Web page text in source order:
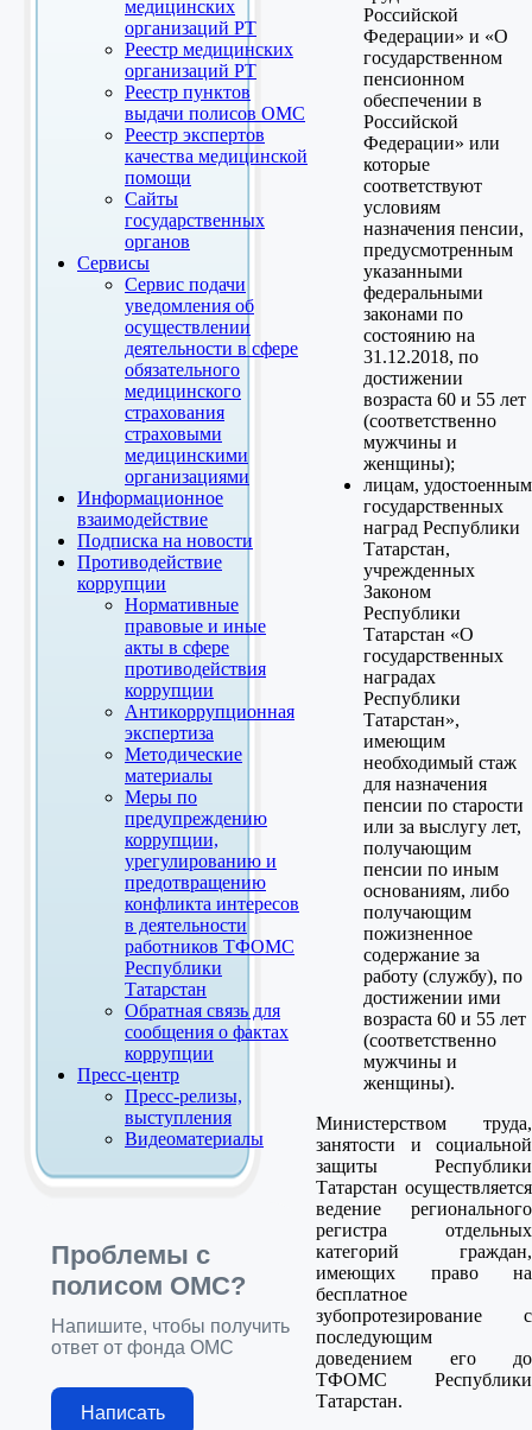
медицинских
организаций РТ
Реестр медицинских
организаций РТ
Реестр пунктов
выдачи полисов ОМС
Реестр экспертов
качества медицинской
помощи
Сайты
государственных
органов
Сервисы
Сервис подачи
уведомления об
осуществлении
деятельности в сфере
обязательного
медицинского
страхования
страховыми
медицинскими
организациями
Информационное
взаимодействие
Подписка на новости
Противодействие
коррупции
Нормативные
правовые и иные
акты в сфере
противодействия
коррупции
Антикоррупционная
экспертиза
Методические
материалы
Меры по
предупреждению
коррупции,
урегулированию и
предотвращению
конфликта интересов
в деятельности
работников ТФОМС
Республики
Татарстан
Обратная связь для
сообщения о фактах
коррупции
Пресс-центр
Пресс-релизы,
выступления
Видеоматериалы
Проблемы с
полисом ОМС?
Напишите, чтобы получить
ответ от фонда ОМС
Написать
Российской
Федерации» и «О
государственном
пенсионном
обеспечении в
Российской
Федерации» или
которые
соответствуют
условиям
назначения пенсии,
предусмотренным
указанными
федеральными
законами по
состоянию на
31.12.2018, по
достижении
возраста 60 и 55 лет
(соответственно
мужчины и
женщины);
лицам, удостоенным
государственных
наград Республики
Татарстан,
учрежденных
Законом
Республики
Татарстан «О
государственных
наградах
Республики
Татарстан»,
имеющим
необходимый стаж
для назначения
пенсии по старости
или за выслугу лет,
получающим
пенсии по иным
основаниям, либо
получающим
пожизненное
содержание за
работу (службу), по
достижении ими
возраста 60 и 55 лет
(соответственно
мужчины и
женщины).
Министерством труда,
занятости и социальной
защиты Республики
Татарстан осуществляется
ведение регионального
регистра отдельных
категорий граждан,
имеющих право на
бесплатное
зубопротезирование с
последующим
доведением его до
ТФОМС Республики
Татарстан.